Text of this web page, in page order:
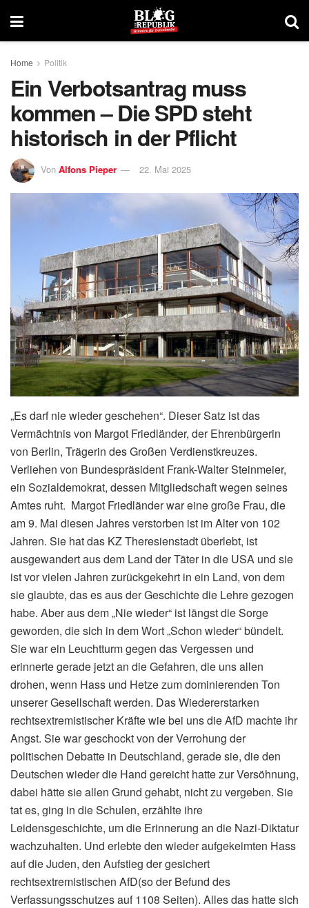
Home Politik
Ein Verbotsantrag muss
kommen – Die SPD steht
historisch in der Pflicht
Von Alfons Pieper 22. Mai 2025
„Es darf nie wieder geschehen“. Dieser Satz ist das
Vermächtnis von Margot Friedländer, der Ehrenbürgerin
von Berlin, Trägerin des Großen Verdienstkreuzes.
Verliehen von Bundespräsident Frank-Walter Steinmeier,
ein Sozialdemokrat, dessen Mitgliedschaft wegen seines
Amtes ruht. Margot Friedländer war eine große Frau, die
am 9. Mai diesen Jahres verstorben ist im Alter von 102
Jahren. Sie hat das KZ Theresienstadt überlebt, ist
ausgewandert aus dem Land der Täter in die USA und sie
ist vor vielen Jahren zurückgekehrt in ein Land, von dem
sie glaubte, das es aus der Geschichte die Lehre gezogen
habe. Aber aus dem „Nie wieder“ ist längst die Sorge
geworden, die sich in dem Wort „Schon wieder“ bündelt.
Sie war ein Leuchtturm gegen das Vergessen und
erinnerte gerade jetzt an die Gefahren, die uns allen
drohen, wenn Hass und Hetze zum dominierenden Ton
unserer Gesellschaft werden. Das Wiedererstarken
rechtsextremistischer Kräfte wie bei uns die AfD machte ihr
Angst. Sie war geschockt von der Verrohung der
politischen Debatte in Deutschland, gerade sie, die den
Deutschen wieder die Hand gereicht hatte zur Versöhnung,
dabei hätte sie allen Grund gehabt, nicht zu vergeben. Sie
tat es, ging in die Schulen, erzählte ihre
Leidensgeschichte, um die Erinnerung an die Nazi-Diktatur
wachzuhalten. Und erlebte den wieder aufgekeimten Hass
auf die Juden, den Aufstieg der gesichert
rechtsextremistischen AfD(so der Befund des
Verfassungsschutzes auf 1108 Seiten). Alles das hatte sich